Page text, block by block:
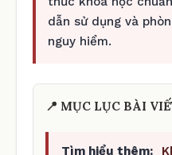
dẫn sử dụng và
nguy hiểm.
📍 MỤC LỤC BÀI
Tìm hiểu thêm: